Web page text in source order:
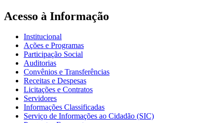
Acesso à Informação
Institucional
Ações e Programas
Participação Social
Auditorias
Convênios e Transferências
Receitas e Despesas
Licitações e Contratos
Servidores
Informações Classificadas
Serviço de Informações ao Cidadão (SIC)